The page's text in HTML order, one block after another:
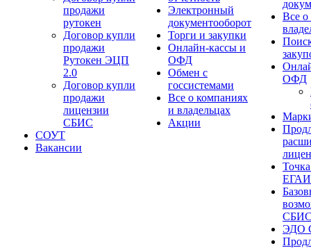
продажи
рутокен
Договор купли
продажи
Рутокен ЭЦП
2.0
Договор купли
продажи
лицензии
СБИС
СОУТ
Вакансии
Электронный
документооборот
Торги и закупки
Онлайн-кассы и
ОФД
Обмен с
госсистемами
Все о компаниях
и владельцах
Акции
Все о
ОФД
ЭДО